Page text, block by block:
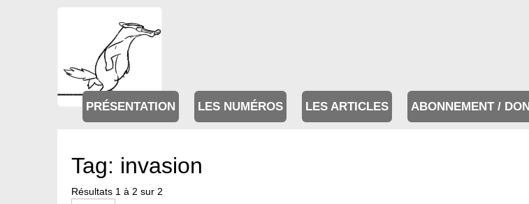
PRÉSENTATION LES NUMÉROS LES ARTICLES ABONNEMENT / DON
Tag: invasion
Résultats 1 à 2 sur 2